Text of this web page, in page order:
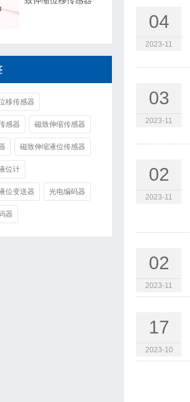
04
2023-11
03
2023-11
02
2023-11
02
2023-11
17
2023-10
移传感器
感器 磁致伸缩传感器
磁致伸缩液位传感器
位计
位变送器 光电编码器
器